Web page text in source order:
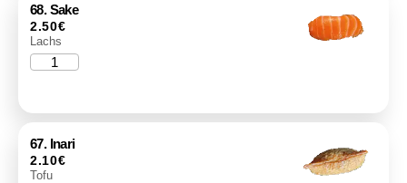
68. Sake
2.50€
Lachs
67. Inari
2.10€
Tofu